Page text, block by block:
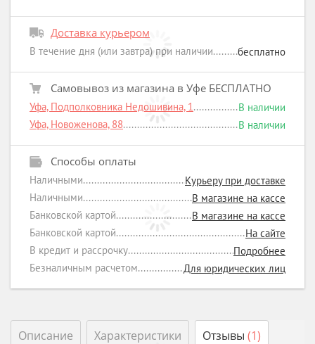
Доставка курьером
В течение дня (или завтра) при наличии бесплатно
Самовывоз из магазина в Уфе БЕСПЛАТНО
Уфа, Подполковника Недошивина, 1
В наличии
Уфа, Новоженова, 88
В наличии
Способы оплаты
Наличными
Курьеру при доставке
Наличными
В магазине на кассе
Банковской картой
В магазине на кассе
Банковской картой
На сайте
В кредит и рассрочку
Подробнее
Безналичным расчетом
Для юридических лиц
Описание Характеристики Отзывы (1)